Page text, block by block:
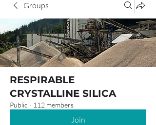
Groups
RESPIRABLE
CRYSTALLINE SILICA
Public · 112 members
Join